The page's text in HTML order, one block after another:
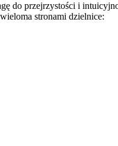
do przejrzystości i
stronami dzielnice: